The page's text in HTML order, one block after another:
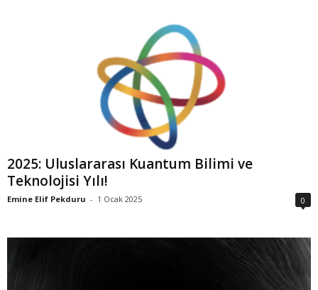
2025: Uluslararası Kuantum Bilimi ve
Teknolojisi Yılı!
Emine Elif Pekduru - 1 Ocak 2025 0